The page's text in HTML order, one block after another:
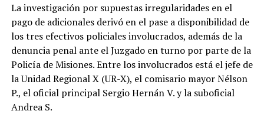
La investigación por supuestas irregularidades en el
pago de adicionales derivó en el pase a disponibilidad de
los tres efectivos policiales involucrados, además de la
denuncia penal ante el Juzgado en turno por parte de la
Policía de Misiones. Entre los involucrados está el jefe de
la Unidad Regional X (UR-X), el comisario mayor Nélson
P., el oficial principal Sergio Hernán V. y la suboficial
Andrea S.